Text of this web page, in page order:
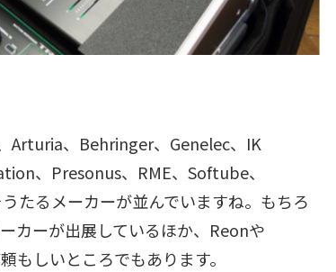
Arturia、Behringer、Genelec、IK
、Presonus、RME、Softube、
るメーカーが並んでいますね。もちろ
カーが出展しているほか、Reonや
もしいところでもあります。